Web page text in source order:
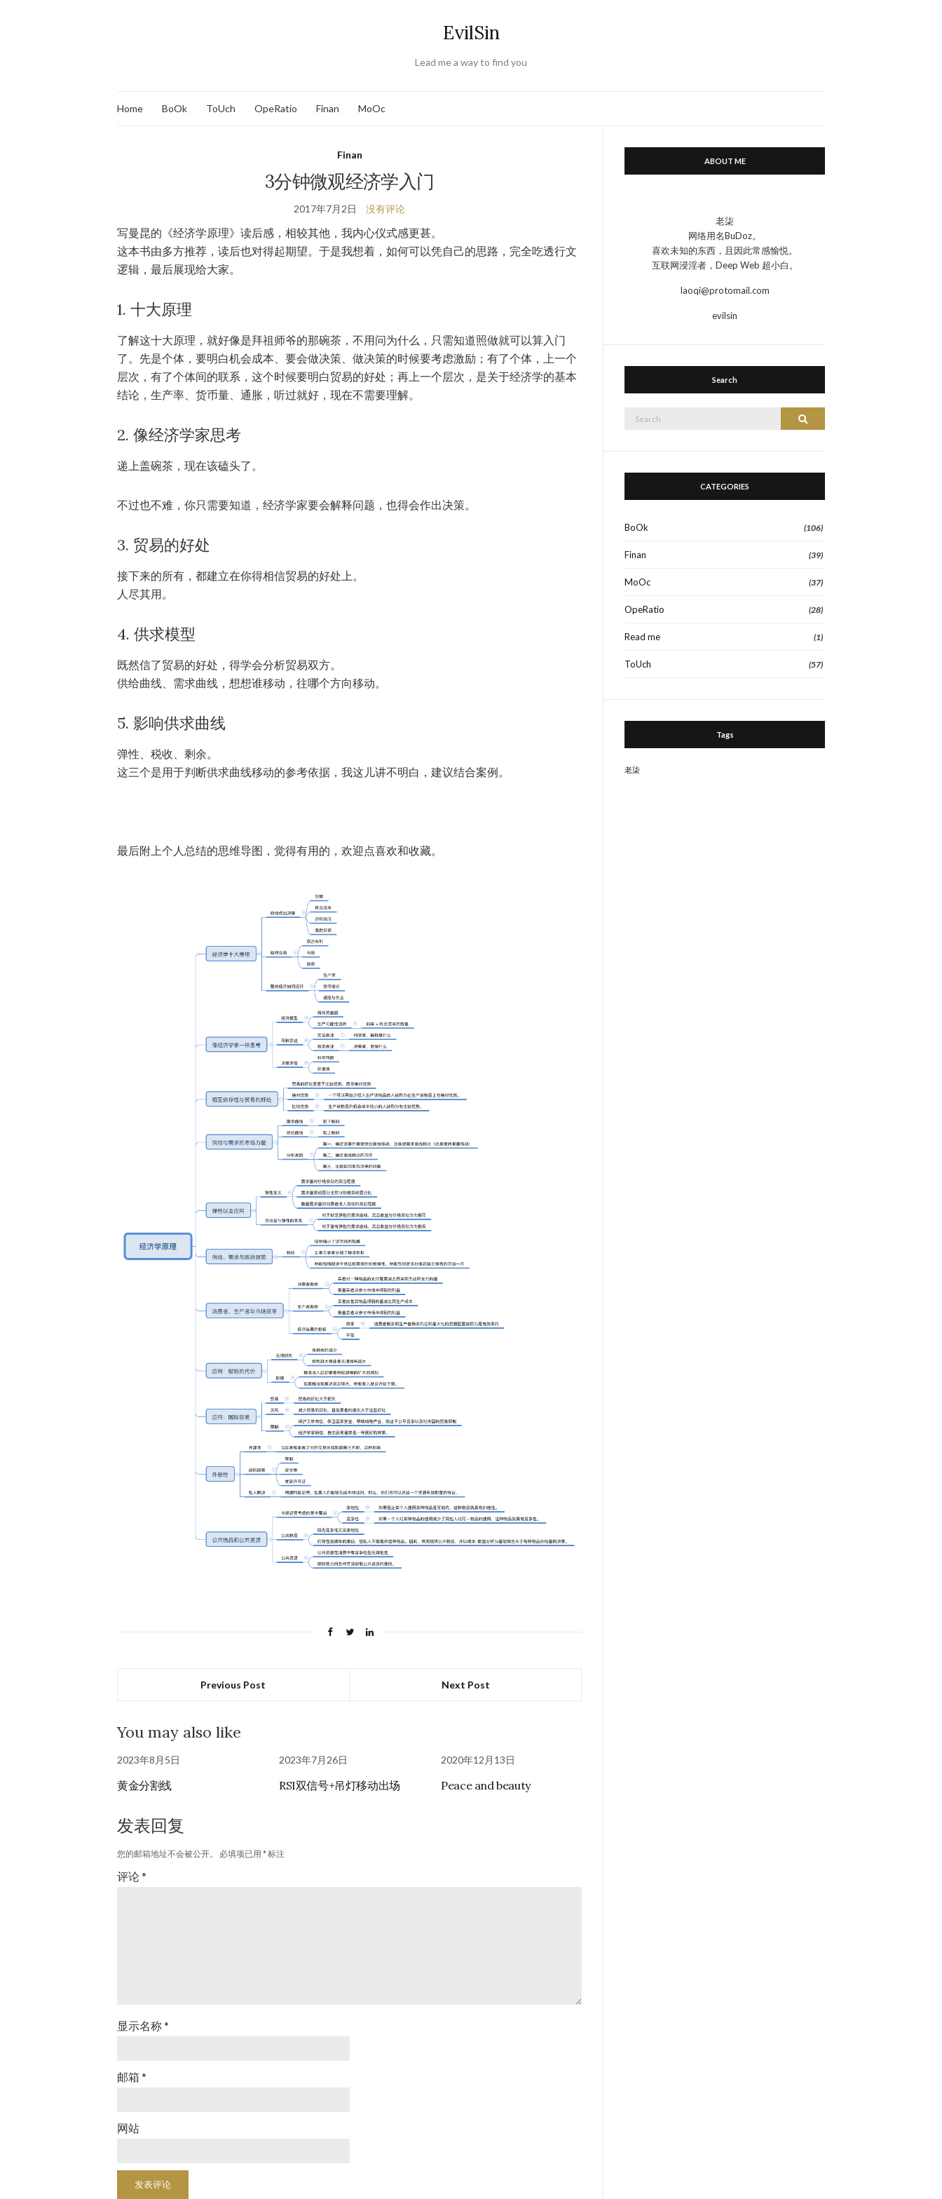
EvilSin
Lead me a way to find you
Home BoOk ToUch OpeRatio Finan MoOc
Finan
3分钟微观经济学入门
2017年7月2日 没有评论
写曼昆的《经济学原理》读后感，相较其他，我内心仪式感更甚。
这本书由多方推荐，读后也对得起期望。于是我想着，如何可以凭自己的思路，完全吃透行文
逻辑，最后展现给大家。
1. 十大原理
了解这十大原理，就好像是拜祖师爷的那碗茶，不用问为什么，只需知道照做就可以算入门
了。先是个体，要明白机会成本、要会做决策、做决策的时候要考虑激励；有了个体，上一个
层次，有了个体间的联系，这个时候要明白贸易的好处；再上一个层次，是关于经济学的基本
结论，生产率、货币量、通胀，听过就好，现在不需要理解。
2. 像经济学家思考
递上盖碗茶，现在该磕头了。
不过也不难，你只需要知道，经济学家要会解释问题，也得会作出决策。
3. 贸易的好处
接下来的所有，都建立在你得相信贸易的好处上。
人尽其用。
4. 供求模型
既然信了贸易的好处，得学会分析贸易双方。
供给曲线、需求曲线，想想谁移动，往哪个方向移动。
5. 影响供求曲线
弹性、税收、剩余。
这三个是用于判断供求曲线移动的参考依据，我这儿讲不明白，建议结合案例。
最后附上个人总结的思维导图，觉得有用的，欢迎点喜欢和收藏。
Previous Post Next Post
You may also like
2023年8月5日
黄金分割线
2023年7月26日
RSI双信号+吊灯移动出场
2020年12月13日
Peace and beauty
发表回复
您的邮箱地址不会被公开。 必填项已用 *标注
评论*
显示名称*
邮箱 *
网站
ABOUT ME
老柒
网络用名BuDoz。
喜欢未知的东西，且因此常感愉悦。
互联网浸淫者，Deep Web 超小白。
laoqi@protomail.com
evilsin
Search
Search
CATEGORIES
BoOk (106)
Finan (39)
MoOc (37)
OpeRatio (28)
Read me (1)
ToUch (57)
Tags
老柒